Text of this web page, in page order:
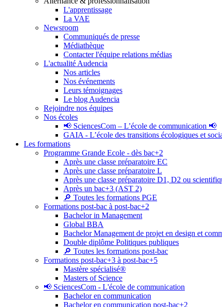
L'apprentissage
La VAE
Newsroom
Communiqués de presse
Médiathèque
Contacter l'équipe relations médias
L'actualité Audencia
Nos articles
Nos événements
Leurs témoignages
Le blog Audencia
Rejoindre nos équipes
Nos écoles
📢 SciencesCom – L’école de communication 📢
GAIA - L’école des transitions écologiques et
Les formations
Programme Grande Ecole - dès bac+2
Après une classe préparatoire EC
Après une classe préparatoire L
Après une classe préparatoire D1, D2 ou
Après un bac+3 (AST 2)
🔎 Toutes les formations PGE
Formations post-bac à post-bac+2
Bachelor in Management
Global BBA
Bachelor Management de projet en design et
Double diplôme Politiques publiques
🔎 Toutes les formations post-bac
Formations post-bac+3 à post-bac+5
Mastère spécialisé®
Masters of Science
📢 SciencesCom - L'école de communication
Bachelor en communication
Bachelor en communication post-bac+2